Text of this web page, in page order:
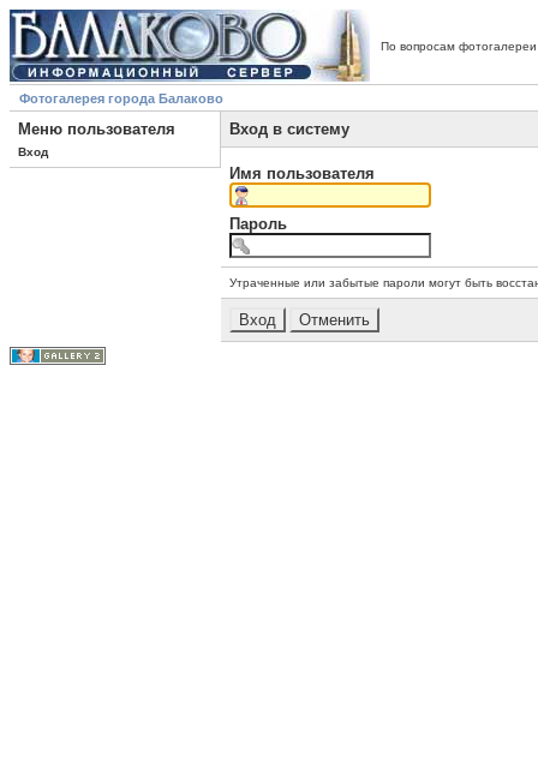
По вопросам
Фотогалерея города Балаково
Меню пользователя
Вход
Вход в систему
Имя пользователя
Пароль
Утраченные или забытые пароли могут быть